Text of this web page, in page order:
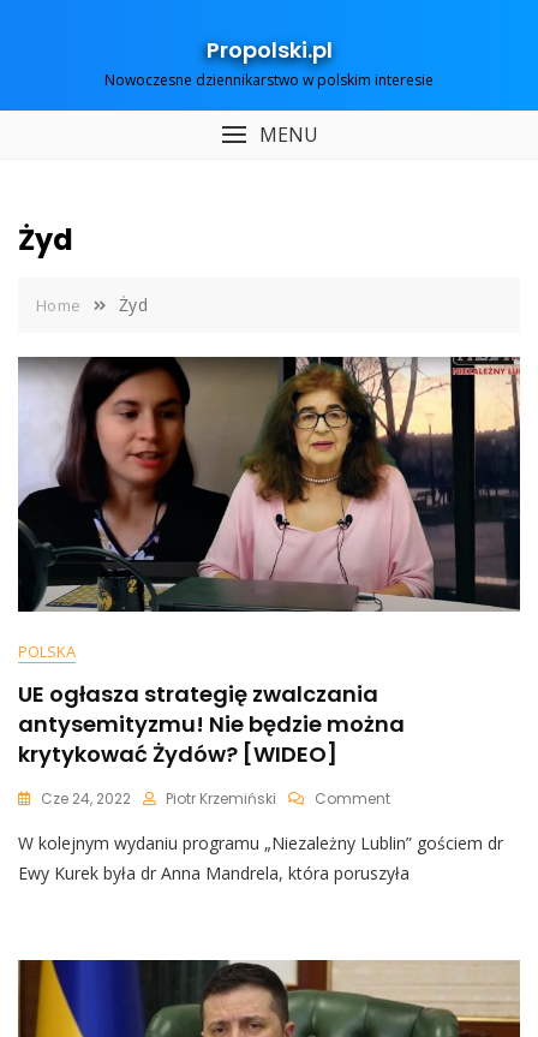
Propolski.pl
Nowoczesne dziennikarstwo w polskim interesie
MENU
Żyd
Home Żyd
POLSKA
UE ogłasza strategię zwalczania
antysemityzmu! Nie będzie można
krytykować Żydów? [WIDEO]
Cze 24, 2022 Piotr Krzemiński CommentOn
Ogłasza
Strategię
Zwalczania
Będzie
Krytykować
Żydów?
W kolejnym wydaniu programu „Niezależny Lublin” gościem dr
Ewy Kurek była dr Anna Mandrela, która poruszyła